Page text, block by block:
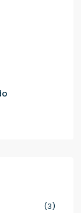
(3)